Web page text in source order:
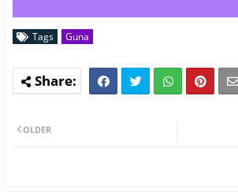
Tags Guna
OLDER